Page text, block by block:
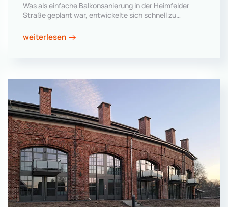
Was als einfache Balkonsanierung in der Heimfelder
Straße geplant war, entwickelte sich schnell zu…
weiterlesen